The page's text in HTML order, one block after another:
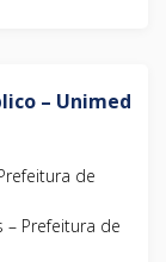
– Unimed
de
– Prefeitura de